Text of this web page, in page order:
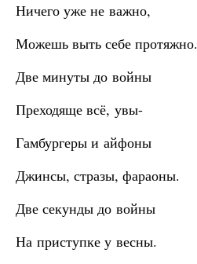
Ничего уже не важно,
Можешь выть себе протяжно.
Две минуты до войны
Преходяще всё, увы-
Гамбургеры и айфоны
Джинсы, стразы, фараоны.
Две секунды до войны
На приступке у весны.